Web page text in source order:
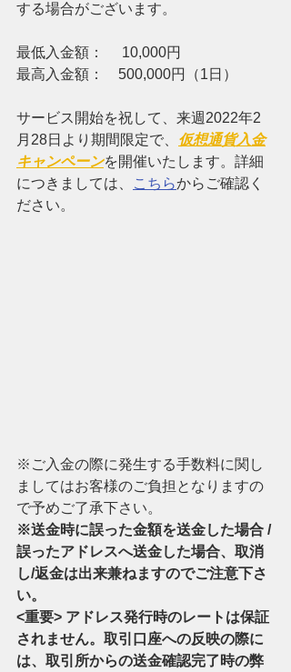
する場合がございます。
最低入金額：　 10,000円
最高入金額：　500,000円（1日）
サービス開始を祝して、来週2022年2
月28日より期間限定で、 仮想通貨入金
キャンペーンを開催いたします。詳細
につきましては、
こちらからご確認く
ださい。
※ご入金の際に発生する手数料に関し
ましてはお客様のご負担となりますの
で予めご了承下さい。
※送金時に誤った金額を送金した場合 /
誤ったアドレスへ送金した場合、取消
し/返金は出来兼ねますのでご注意下さ
い。
<重要> アドレス発行時のレートは保証
されません。取引口座への反映の際に
は、取引所からの送金確認完了時の弊